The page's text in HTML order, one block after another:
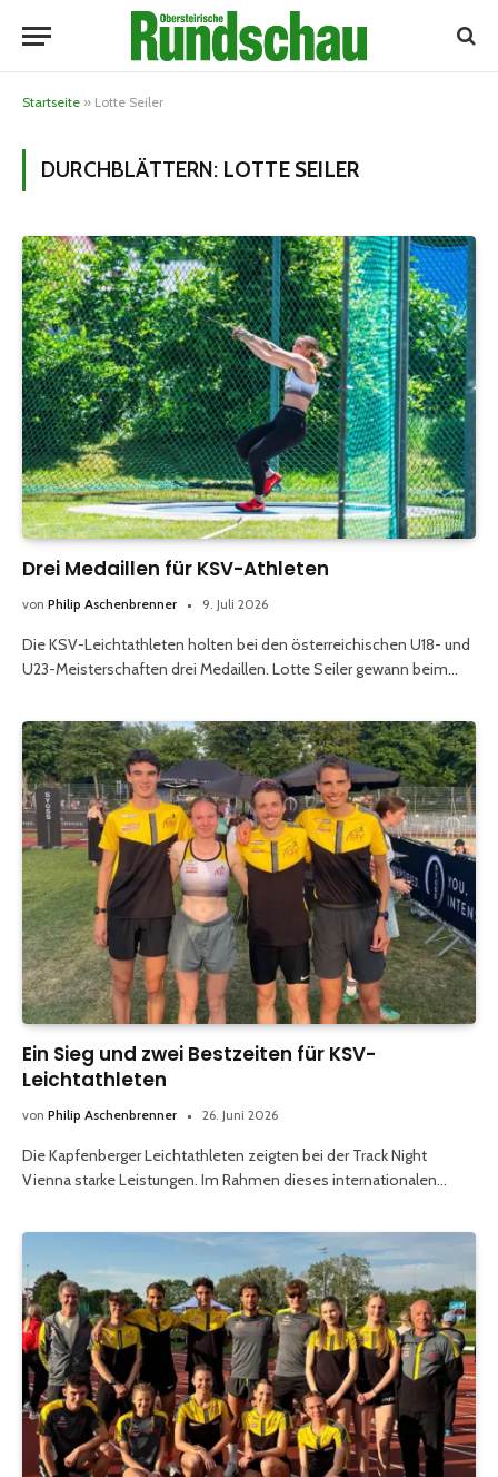
Startseite » Lotte Seiler
DURCHBLÄTTERN: LOTTE SEILER
Drei Medaillen für KSV-Athleten
von Philip Aschenbrenner 9. Juli 2026
Die KSV-Leichtathleten holten bei den österreichischen U18- und
U23-Meisterschaften drei Medaillen. Lotte Seiler gewann beim…
Ein Sieg und zwei Bestzeiten für KSV-
Leichtathleten
von Philip Aschenbrenner 26. Juni 2026
Die Kapfenberger Leichtathleten zeigten bei der Track Night
Vienna starke Leistungen. Im Rahmen dieses internationalen…